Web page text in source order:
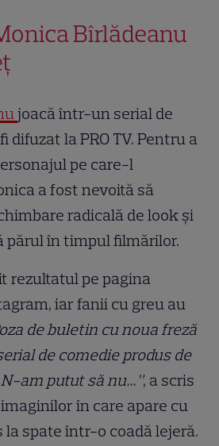
Bîrlădeanu
joacă într-un serial de
difuzat la PRO TV. Pentru a
pe care-l
a fost nevoită să
radicală de look și
părul în timpul filmărilor.
rezultatul pe pagina
iar fanii cu greu au
de buletin cu noua freză
de comedie produs de
am putut să nu…”, a scris
în care apare cu
la spate într-o coadă lejeră.